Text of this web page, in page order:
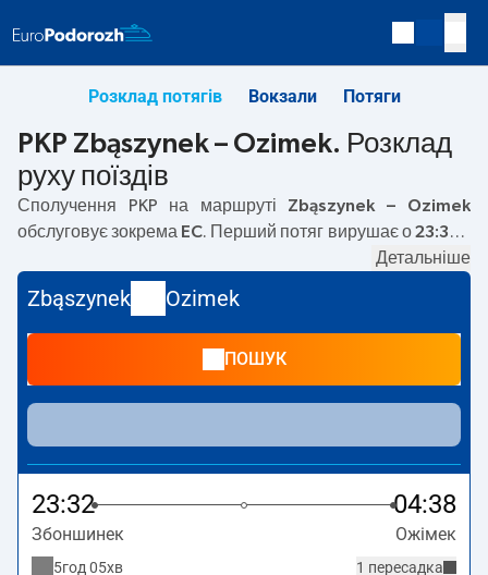
Розклад потягів Вокзали Потяги
PKP Zbąszynek – Ozimek. Розклад
руху поїздів
Сполучення PKP на маршруті Zbąszynek – Ozimek
обслуговує зокрема EC . Перший потяг вирушає о23:32з
Ozimekне курсують інші потяги перевізника PKP
Intercity. Потяг завершує маршрут на станції Ozimek.
Детальніше
Zbąszynek Ozimek
ПОШУК
23:32 04:38
Збоншинек Ожімек
1 пересадка
5год 05хв